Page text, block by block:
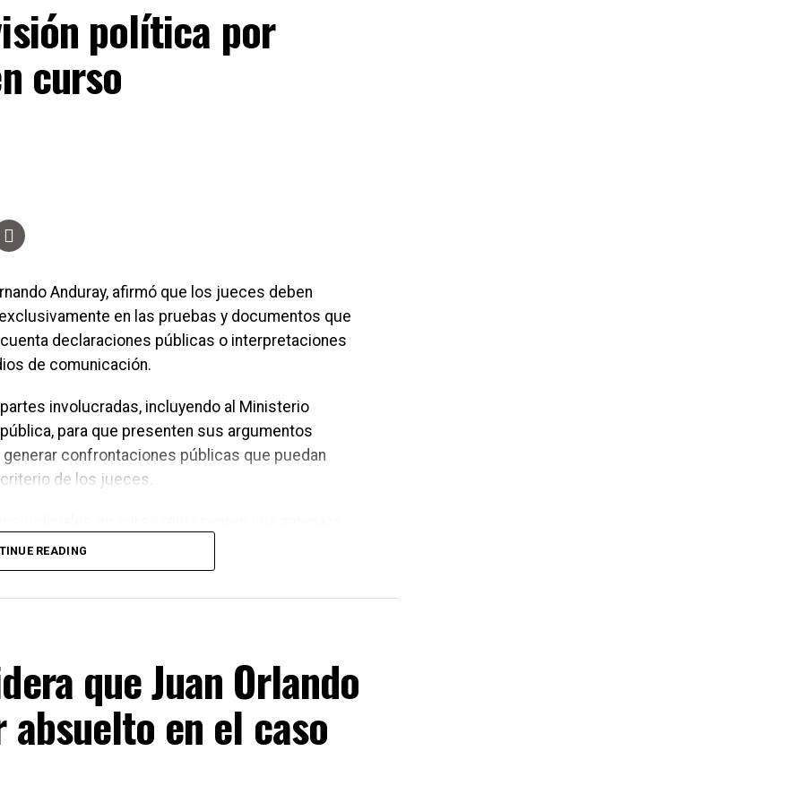
millones de dólares, monto equivalente a
contribuye a mantener la estabilidad económica
internacionales y garantiza la capacidad
económico adverso.
aunque advirtió que estas medidas no
política por
curso
Anduray, afirmó que los jueces deben
en las pruebas y documentos que
declaraciones públicas o interpretaciones
de comunicación.
involucradas, incluyendo al Ministerio
para que presenten sus argumentos
confrontaciones públicas que puedan
de los jueces.
que los asuntos legales deben resolverse en los
o decisiones de carácter político deberán
dentro del proceso electoral.
READING
que Juan Orlando
absuelto en el caso